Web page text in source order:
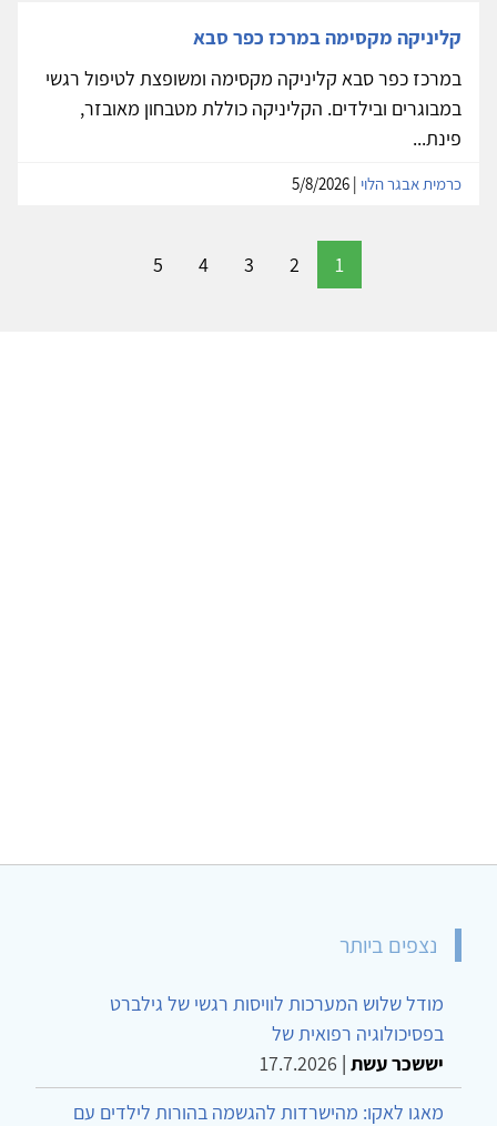
קליניקה מקסימה במרכז כפר סבא
במרכז כפר סבא קליניקה מקסימה ומשופצת לטיפול רגשי
במבוגרים ובילדים. הקליניקה כוללת מטבחון מאובזר,
פינת...
כרמית אבגר הלוי
1
2
3
4
5
נצפים ביותר
מודל שלוש המערכות לוויסות רגשי של גילברט
בפסיכולוגיה רפואית של
יששכר עשת |
17.7.2026
מאגו לאקו: מהישרדות להגשמה בהורות לילדים עם